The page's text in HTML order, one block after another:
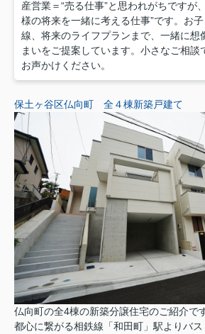
産営業＝“売る仕事”と思われがちですが
様の将来を一緒に考える仕事”です。お
線、将来のライフプランまで、一緒に想
まいをご提案しています。小さなご相談
お声かけください。
保土ヶ谷区仏向町 全４棟新築戸建て
仏向町の全4棟の新築分譲住宅のご紹介です
都心に繋がる相鉄線「和田町」駅よりバス